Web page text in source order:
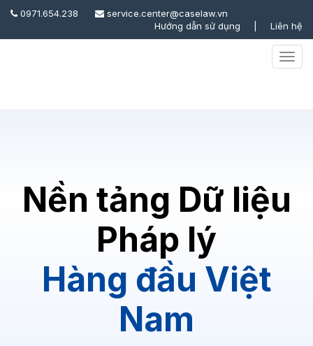
0971.654.238
service.center@caselaw.vn
Hướng dẫn sử dụng
Liên hệ
Nền tảng Dữ liệu
Pháp lý
Hàng đầu Việt
Nam